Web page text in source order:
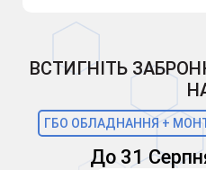
ВСТИГНІТЬ
ГБО ОБЛАДНАННЯ +
До 31